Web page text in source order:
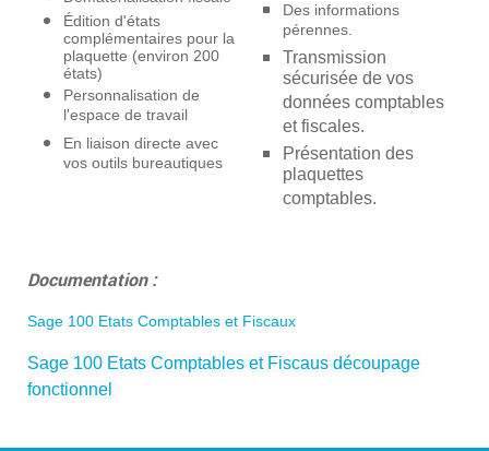
Édition d'états
complémentaires pour la
plaquette (environ 200
états)
Personnalisation de
l'espace de travail
En liaison directe avec
vos outils bureautiques
Des informations
pérennes.
Transmission
sécurisée de vos
données comptables
et fiscales.
Présentation des
plaquettes
comptables.
Documentation :
Sage 100 Etats Comptables et Fiscaux
Sage 100 Etats Comptables et Fiscaus découpage
fonctionnel